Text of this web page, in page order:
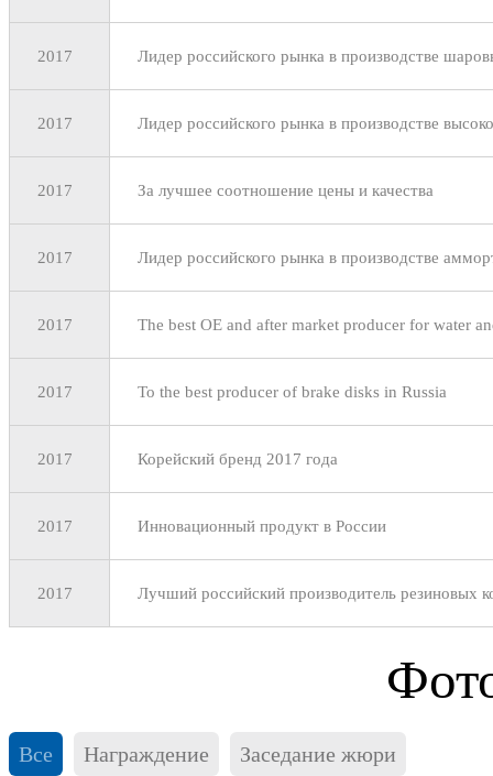
2017 Лидер российского рынка в производстве
2017 Лидер российского рынка в производстве
2017 За лучшее соотношение цены и качества
2017 Лидер российского рынка в производстве
2017 The best OE and after market producer for water
2017 To the best producer of brake disks in Russia
2017 Корейский бренд 2017 года
2017 Инновационный продукт в России
2017 Лучший российский производитель резиновых
Все Награждение Заседание жюри